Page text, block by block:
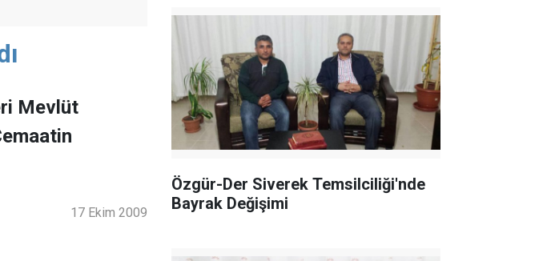
Mevlüt
17 Ekim 2009
Özgür-Der Siverek Temsilciliği'nde
Bayrak Değişimi